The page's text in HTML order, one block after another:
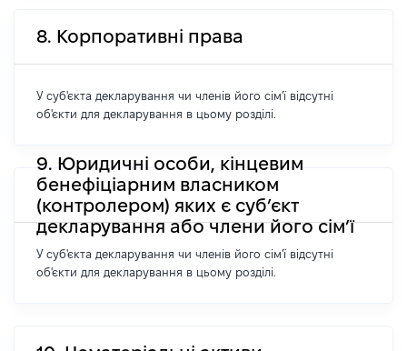
8. Корпоративні права
У суб'єкта декларування чи членів його сім'ї відсутні
об'єкти для декларування в цьому розділі.
9. Юридичні особи, кінцевим
бенефіціарним власником
(контролером) яких є суб’єкт
декларування або члени його сім’ї
У суб'єкта декларування чи членів його сім'ї відсутні
об'єкти для декларування в цьому розділі.